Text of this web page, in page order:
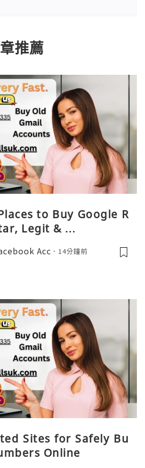
推薦
to Buy Google R
Legit & …
Acc 14分鐘前
Sites for Safely Bu
Online